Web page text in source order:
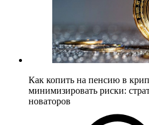
Как копить на пенсию в
минимизировать риски:
новаторов